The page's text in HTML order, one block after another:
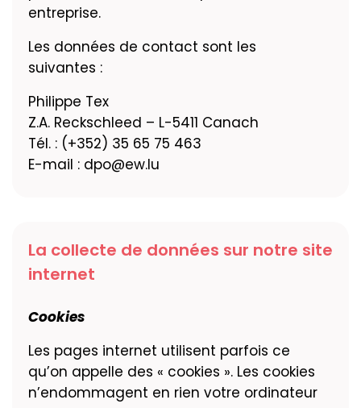
entreprise.
Les données de contact sont les
suivantes :
Philippe Tex
Z.A. Reckschleed – L-5411 Canach
Tél. : (+352) 35 65 75 463
E-mail : dpo@ew.lu
La collecte de données sur notre site
internet
Cookies
Les pages internet utilisent parfois ce
qu’on appelle des « cookies ». Les cookies
n’endommagent en rien votre ordinateur